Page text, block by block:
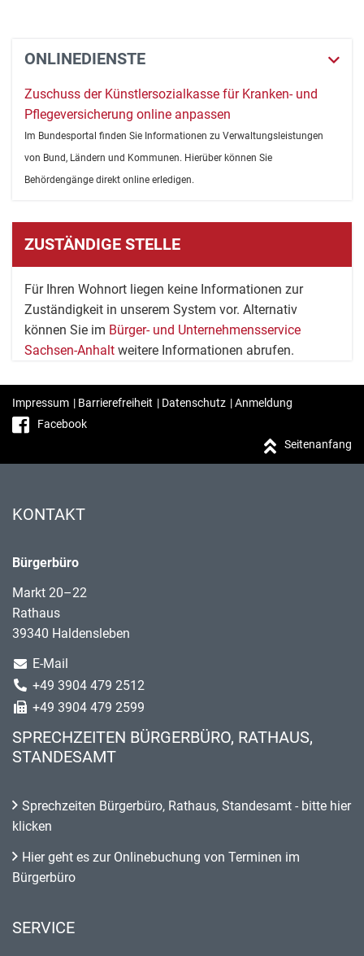
ONLINEDIENSTE
Zuschuss der Künstlersozialkasse für Kranken- und
Pflegeversicherung online anpassen
Im Bundesportal finden Sie Informationen zu Verwaltungsleistungen
von Bund, Ländern und Kommunen. Hierüber können Sie
Behördengänge direkt online erledigen.
ZUSTÄNDIGE STELLE
Für Ihren Wohnort liegen keine Informationen zur
Zuständigkeit in unserem System vor. Alternativ
können Sie im Bürger- und Unternehmensservice
Sachsen-Anhalt weitere Informationen abrufen.
Impressum | Barrierefreiheit | Datenschutz |Anmeldung
Facebook
Seitenanfang
KONTAKT
Bürgerbüro
Markt 20–22
Rathaus
39340 Haldensleben
E-Mail
+49 3904 479 2512
+49 3904 479 2599
SPRECHZEITEN BÜRGERBÜRO, RATHAUS,
STANDESAMT
Sprechzeiten Bürgerbüro, Rathaus, Standesamt - bitte hier
klicken
Hier geht es zur Onlinebuchung von Terminen im
Bürgerbüro
SERVICE